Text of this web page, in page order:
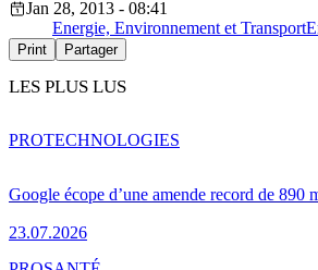
Jan 28, 2013 - 08:41
Energie, Environnement et Transport
Print Partager
LES PLUS LUS
Google écope d’une amende record de 890
23.07.2026
PROTECHNOLOGIES